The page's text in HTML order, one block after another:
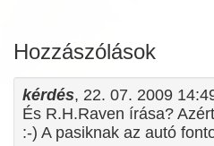
Hozzászólások
kérdés, 22. 07. 2009
És R.H.Raven írása?
:-) A pasiknak az autó